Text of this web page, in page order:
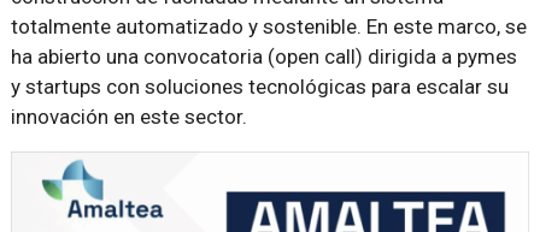
totalmente automatizado y sostenible. En este marco, se
ha abierto una convocatoria (open call) dirigida a pymes
y startups con soluciones tecnológicas para escalar su
innovación en este sector.